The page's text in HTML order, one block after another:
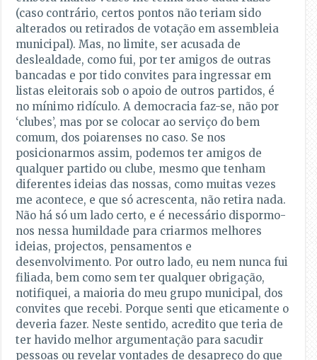
(caso contrário, certos pontos não teriam sido
alterados ou retirados de votação em assembleia
municipal). Mas, no limite, ser acusada de
deslealdade, como fui, por ter amigos de outras
bancadas e por tido convites para ingressar em
listas eleitorais sob o apoio de outros partidos, é
no mínimo ridículo. A democracia faz-se, não por
‘clubes’, mas por se colocar ao serviço do bem
comum, dos poiarenses no caso. Se nos
posicionarmos assim, podemos ter amigos de
qualquer partido ou clube, mesmo que tenham
diferentes ideias das nossas, como muitas vezes
me acontece, e que só acrescenta, não retira nada.
Não há só um lado certo, e é necessário dispormo-
nos nessa humildade para criarmos melhores
ideias, projectos, pensamentos e
desenvolvimento. Por outro lado, eu nem nunca fui
filiada, bem como sem ter qualquer obrigação,
notifiquei, a maioria do meu grupo municipal, dos
convites que recebi. Porque senti que eticamente o
deveria fazer. Neste sentido, acredito que teria de
ter havido melhor argumentação para sacudir
pessoas ou revelar vontades de desapreço do que